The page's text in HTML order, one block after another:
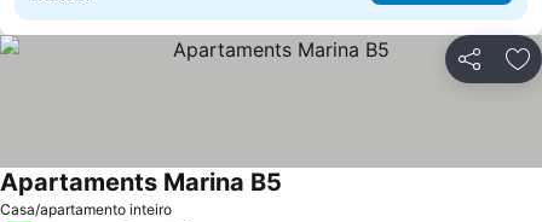
Partilhar
Casa/apartamento inteiro
Apartaments Marina B5